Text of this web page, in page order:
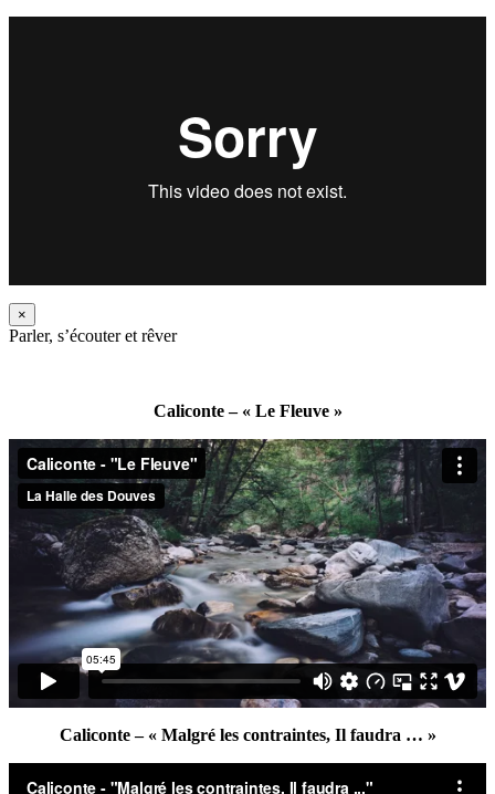
×
Parler, s’écouter et rêver
Caliconte – « Le Fleuve »
Caliconte – « Malgré les contraintes, Il faudra … »